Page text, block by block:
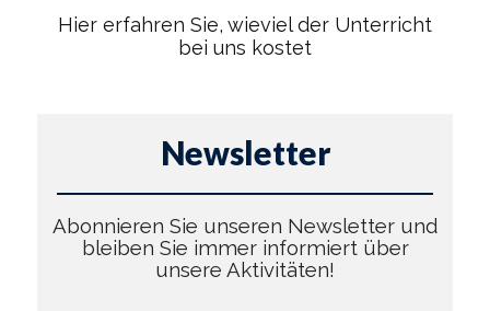
Hier erfahren Sie, wieviel der Unterricht
bei uns kostet
Newsletter
Abonnieren Sie unseren Newsletter und
bleiben Sie immer informiert über
unsere Aktivitäten!